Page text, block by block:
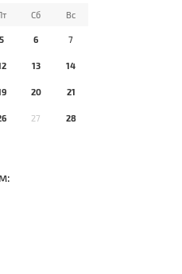
Сб Вс
5 6 7
13 14
20 21
27 28